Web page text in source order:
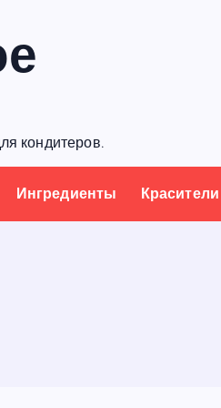
кондитеров.
Ингредиенты Красители